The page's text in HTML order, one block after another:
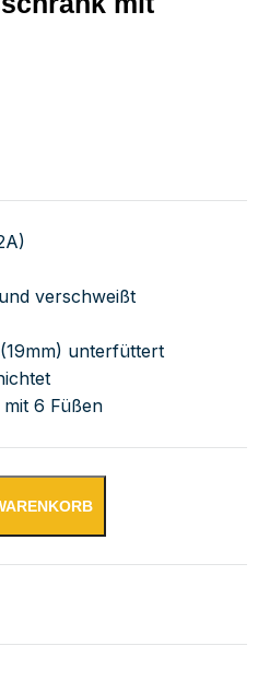
verschweißt
unterfüttert
6 Füßen
mit Aufkantung Menge